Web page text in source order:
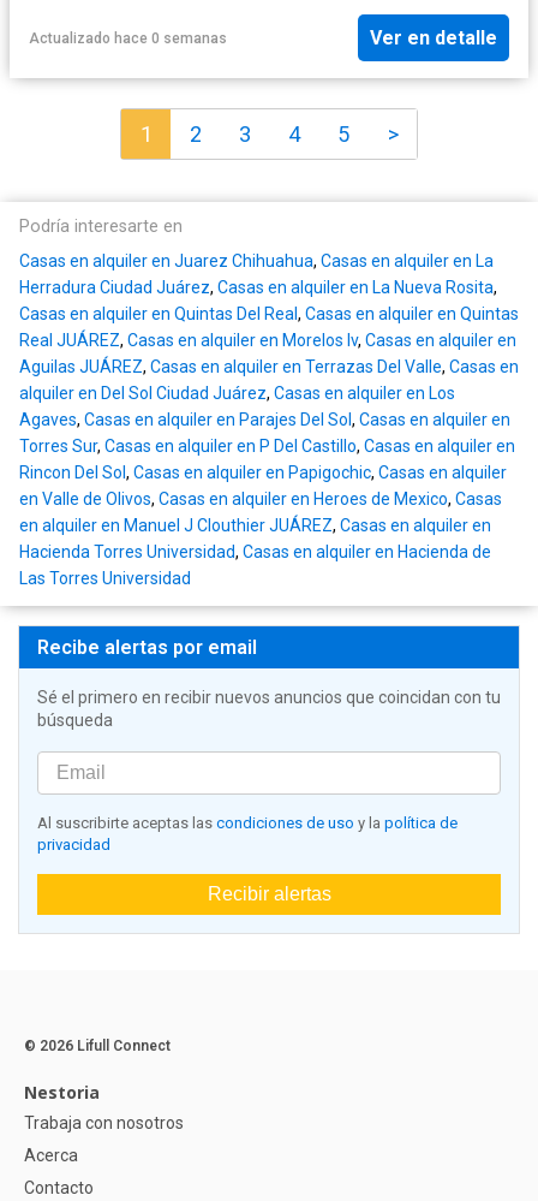
Actualizado hace 0 semanas Ver en detalle
1 2 3 4 5 >
Podría interesarte en
Casas en alquiler en Juarez Chihuahua, Casas en alquiler en La
Herradura Ciudad Juárez, Casas en alquiler en La Nueva Rosita,
Casas en alquiler en Quintas Del Real, Casas en alquiler en Quintas
Real JUÁREZ, Casas en alquiler en Morelos Iv, Casas en alquiler en
Aguilas JUÁREZ, Casas en alquiler en Terrazas Del Valle, Casas en
alquiler en Del Sol Ciudad Juárez, Casas en alquiler en Los
Agaves, Casas en alquiler en Parajes Del Sol , Casas en alquiler en
Torres Sur, Casas en alquiler en P Del Castillo, Casas en alquiler en
Rincon Del Sol , Casas en alquiler en Papigochic, Casas en alquiler
en Valle de Olivos, Casas en alquiler en Heroes de Mexico, Casas
en alquiler en Manuel J Clouthier JUÁREZ, Casas en alquiler en
Hacienda Torres Universidad, Casas en alquiler en Hacienda de
Las Torres Universidad
Recibe alertas por email
Sé el primero en recibir nuevos anuncios que coincidan con tu
búsqueda
Al suscribirte aceptas las condiciones de uso y la política de
privacidad
Recibir alertas
© 2026 Lifull Connect
Nestoria
Trabaja con nosotros
Acerca
Contacto